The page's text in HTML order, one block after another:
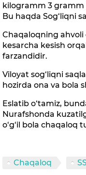
kilogramm 3 gramm
Bu haqda Sog‘liqni
Chaqaloqning
kesarcha kesish
farzandidir.
Viloyat sog‘liqni
hozirda ona va bola
Eslatib o‘tamiz,
Nurafshonda
o‘g‘il bola chaqaloq
Chaqaloq